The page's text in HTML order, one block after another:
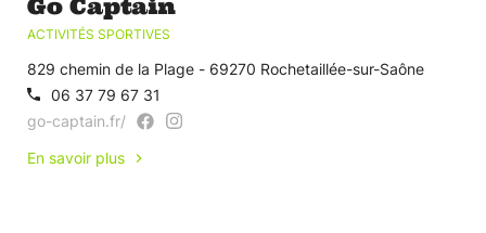
Go Captain
ACTIVITÉS SPORTIVES
829 chemin de la Plage - 69270 Rochetaillée-sur-Saône
06 37 79 67 31
go-captain.fr/
En savoir plus